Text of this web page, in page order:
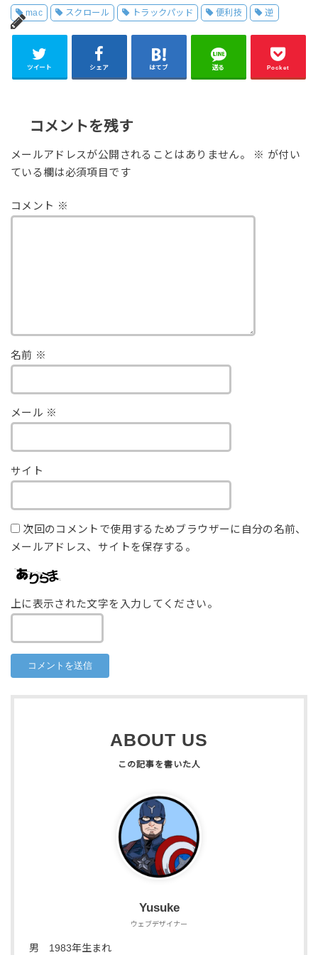
mac スクロール トラックパッド 便利技 逆
ツイート シェア はてブ 送る Pocket
コメントを残す
メールアドレスが公開されることはありません。 ※ が付い
ている欄は必須項目です
コメント ※
名前 ※
メール ※
サイト
次回のコメントで使用するためブラウザーに自分の名前、
メールアドレス、サイトを保存する。
上に表示された文字を入力してください。
ABOUT US
Yusuke
ウェブデザイナー
男 1983年生まれ